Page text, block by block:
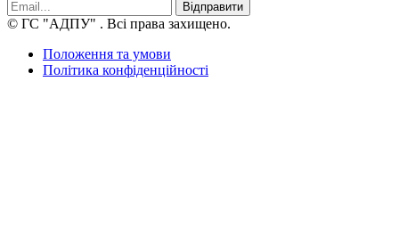
Відправити
© ГС "АДПУ" . Всі права захищено.
Положення та умови
Політика конфіденційності